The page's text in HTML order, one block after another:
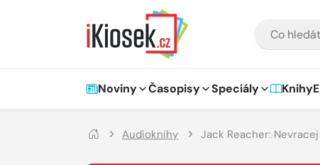
Hlavní navigace
Noviny Časopisy Speciály Knihy
Audioknihy Jack Reacher: